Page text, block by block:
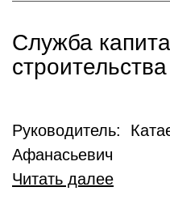
Служба
строительства
Руководитель:
Афанасьевич
Читать далее